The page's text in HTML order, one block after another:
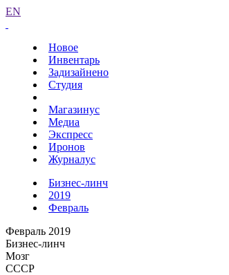
EN
Новое
Инвентарь
Задизайнено
Студия
Магазинус
Медиа
Экспресс
Иронов
Журналус
Бизнес-линч
2019
Февраль
Февраль 2019
Бизнес-линч
Мозг
СССР